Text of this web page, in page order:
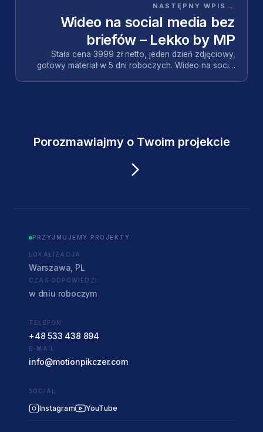
NASTĘPNY WPIS →
Wideo na social media bez
briefów – Lekko by MP
Stała cena 3999 zł netto, jeden dzień zdjęciowy,
gotowy materiał w 5 dni roboczych. Wideo na social
Porozmawiajmy o Twoim projekcie
PRZYJMUJEMY PROJEKTY
LOKALIZACJA
Warszawa, PL
CZAS ODPOWIEDZI
w dniu roboczym
TELEFON
+48 533 438 894
E-MAIL
info@motionpikczer.com
SOCIAL
Instagram YouTube